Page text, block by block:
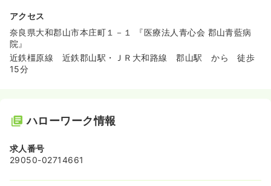
アクセス
奈良県大和郡山市本庄町１－１ 『医療法人青心会 郡山青藍病
院』
近鉄橿原線 近鉄郡山駅・ＪＲ大和路線 郡山駅 から 徒歩
15分
ハローワーク情報
求人番号
29050-02714661